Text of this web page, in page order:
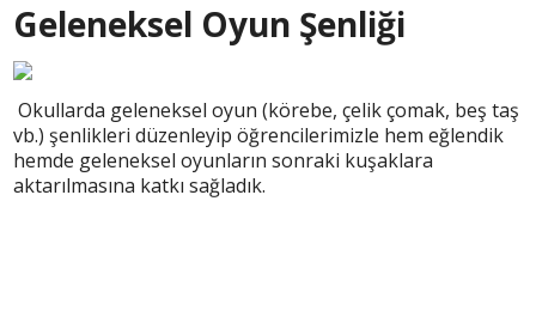
Geleneksel Oyun Şenliği
Okullarda geleneksel oyun (körebe, çelik çomak, beş taş
vb.) şenlikleri düzenleyip öğrencilerimizle hem eğlendik
hemde geleneksel oyunların sonraki kuşaklara
aktarılmasına katkı sağladık.